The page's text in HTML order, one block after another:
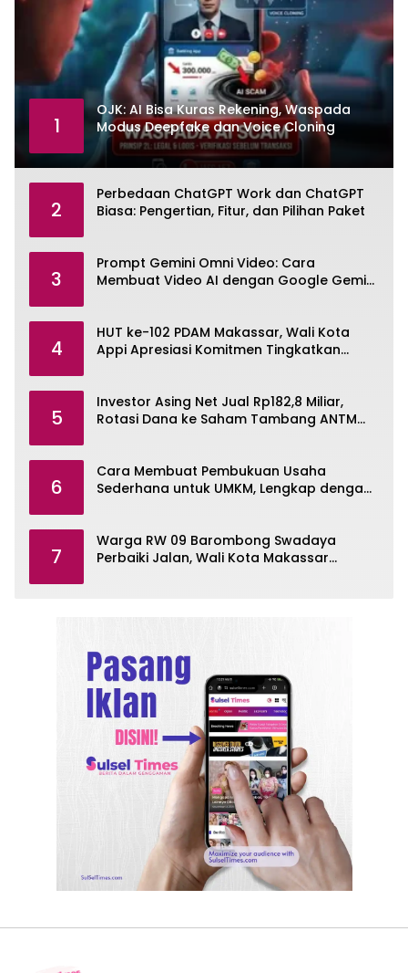
1
OJK: AI Bisa Kuras Rekening, Waspada
Modus Deepfake dan Voice Cloning
2
Perbedaan ChatGPT Work dan ChatGPT
Biasa: Pengertian, Fitur, dan Pilihan Paket
3
Prompt Gemini Omni Video: Cara
Membuat Video AI dengan Google Gemini
4
HUT ke-102 PDAM Makassar, Wali Kota
Appi Apresiasi Komitmen Tingkatkan
5
Investor Asing Net Jual Rp182,8 Miliar,
Rotasi Dana ke Saham Tambang ANTM
6
Cara Membuat Pembukuan Usaha
Sederhana untuk UMKM, Lengkap dengan
7
Warga RW 09 Barombong Swadaya
Perbaiki Jalan, Wali Kota Makassar